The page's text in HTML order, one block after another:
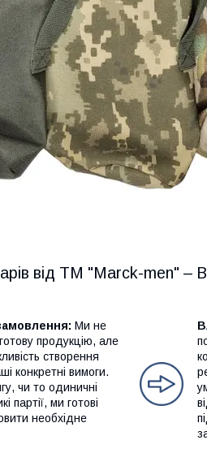
від ТМ "Marck-men" –
Ми не
продукцію, але
створення
конкретні вимоги.
чи то одиничні
партії, ми готові
необхідне